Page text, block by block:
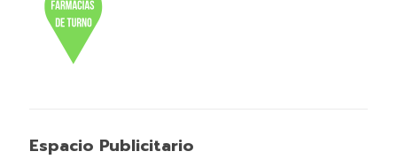
Espacio Publicitario